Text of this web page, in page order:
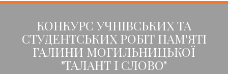
КОНКУРС УЧНІВСЬКИХ ТА
СТУДЕНТСЬКИХ РОБІТ ПАМ'ЯТІ
ГАЛИНИ МОГИЛЬНИЦЬКОЇ
"ТАЛАНТ І СЛОВО"